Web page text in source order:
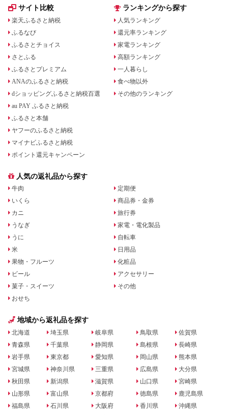
サイト比較
楽天ふるさと納税
ふるなび
ふるさとチョイス
さとふる
ふるさとプレミアム
ANAのふるさと納税
dショッピングふるさと納税百選
au PAY ふるさと納税
ふるさと本舗
ヤフーのふるさと納税
マイナビふるさと納税
ポイント還元キャンペーン
ランキングから探す
人気ランキング
還元率ランキング
家電ランキング
高額ランキング
一人暮らし
食べ物以外
その他のランキング
人気の返礼品から探す
牛肉
いくら
カニ
うなぎ
うに
米
果物・フルーツ
ビール
菓子・スイーツ
おせち
定期便
商品券・金券
旅行券
家電・電化製品
自転車
日用品
化粧品
アクセサリー
その他
地域から返礼品を探す
北海道
青森県
岩手県
宮城県
秋田県
山形県
福島県
埼玉県
千葉県
東京都
神奈川県
新潟県
富山県
石川県
岐阜県
静岡県
愛知県
三重県
滋賀県
京都府
大阪府
鳥取県
島根県
岡山県
広島県
山口県
徳島県
香川県
佐賀県
長崎県
熊本県
大分県
宮崎県
鹿児島県
沖縄県